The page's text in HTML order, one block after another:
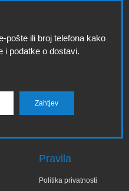
pošte ili broj telefona kako
i podatke o dostavi.
Pravila
Politika privatnosti